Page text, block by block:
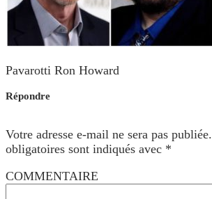
Pavarotti Ron Howard
Répondre
Votre adresse e-mail ne sera pas publiée.
obligatoires sont indiqués avec *
COMMENTAIRE